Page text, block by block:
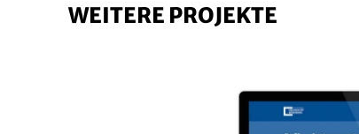
WEITERE PROJEKTE